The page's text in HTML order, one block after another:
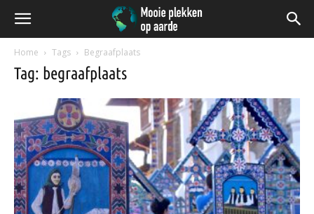
Home Tags Begraafplaats
Tag: begraafplaats